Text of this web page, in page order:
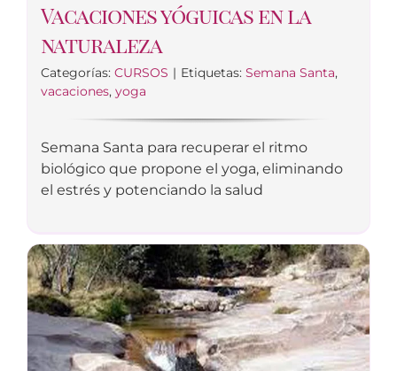
Vacaciones yóguicas en la
naturaleza
Categorías: CURSOS | Etiquetas: Semana Santa,
vacaciones, yoga
Semana Santa para recuperar el ritmo
biológico que propone el yoga, eliminando
el estrés y potenciando la salud